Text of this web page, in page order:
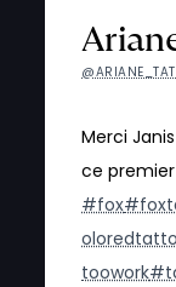
Merci
ce
#fox
toowork